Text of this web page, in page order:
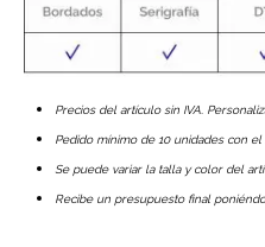
Precios del artículo sin IVA.
Pedido mínimo de 10 unidades con el
Se puede variar la talla y color del
Recibe un presupuesto final